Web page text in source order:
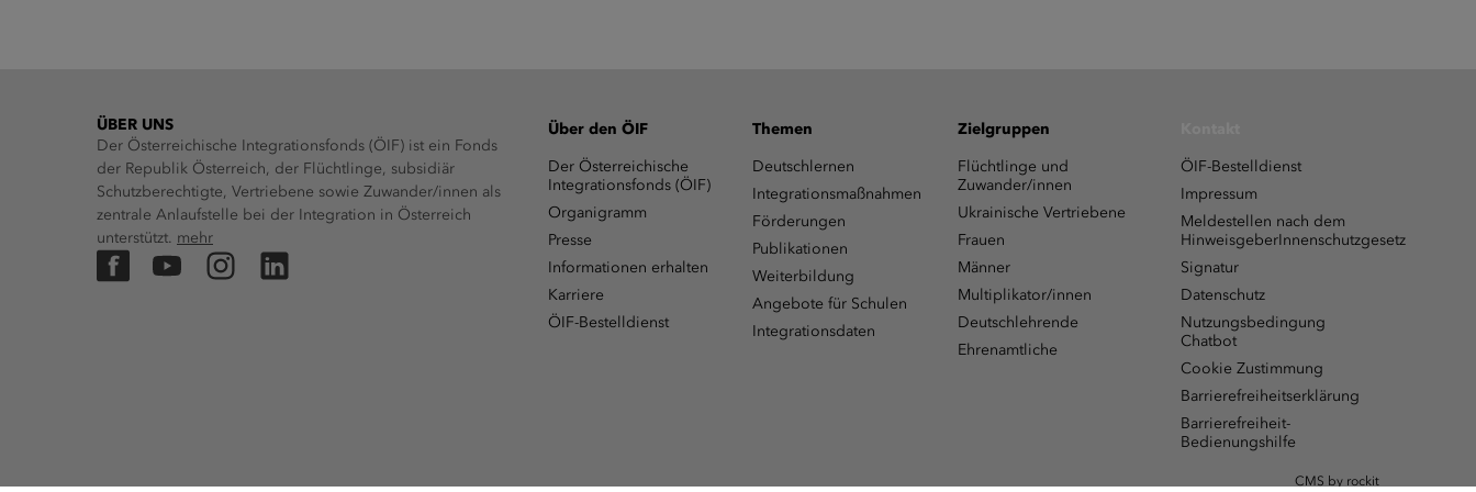
ÜBER UNS
Der Österreichische Integrationsfonds (ÖIF) ist ein Fonds
der Republik Österreich, der Flüchtlinge, subsidiär
Schutzberechtigte, Vertriebene sowie Zuwander/innen als
zentrale Anlaufstelle bei der Integration in Österreich
unterstützt. mehr
FacebookYouTubeInstagramLinkedIn
Über den ÖIF
Der Österreichische
Integrationsfonds (ÖIF)
Organigramm
Presse
Informationen erhalten
Karriere
ÖIF-Bestelldienst
Themen
Deutschlernen
Integrationsmaßnahmen
Förderungen
Publikationen
Weiterbildung
Angebote für Schulen
Integrationsdaten
Zielgruppen
Flüchtlinge und
Zuwander/innen
Ukrainische Vertriebene
Frauen
Männer
Multiplikator/innen
Deutschlehrende
Ehrenamtliche
ÖIF-Bestelldienst
Impressum
Meldestellen nach dem
HinweisgeberInnenschutzgesetz
Signatur
Datenschutz
Nutzungsbedingung
Chatbot
Cookie Zustimmung
Barrierefreiheitserklärung
Barrierefreiheit-
Bedienungshilfe
CMS by rockit